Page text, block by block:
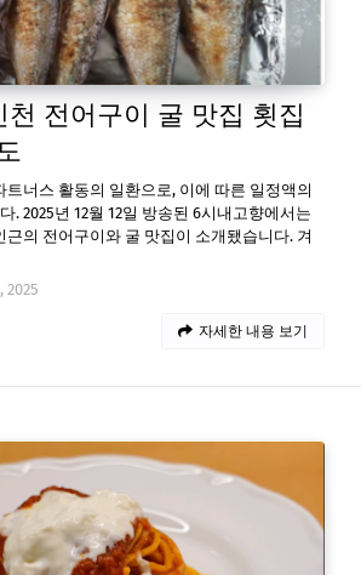
천 전어구이 굴 맛집 횟집
너스 활동의 일환으로, 이에 따른 일정액의
. 2025년 12월 12일 방송된 6시내고향에서는
근의 전어구이와 굴 맛집이 소개됐습니다. 겨
2025
자세한 내용 보기